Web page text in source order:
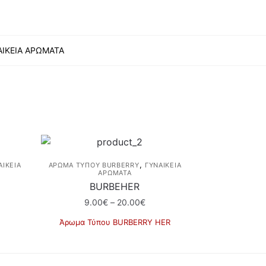
ΑΡΩΜΑΤΑ
ΆΡΩΜΑ ΤΎΠΟΥ BURBERRY, ΓΥΝΑΙΚΕΙΑ
ΑΡΩΜΑΤΑ
BURBEHER
9.00€ – 20.00€Price
9.00€
Άρωμα Τύπου BURBERRY HER